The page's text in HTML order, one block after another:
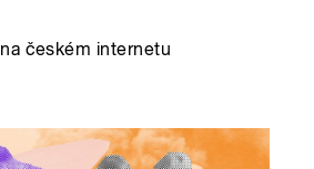
českém internetu